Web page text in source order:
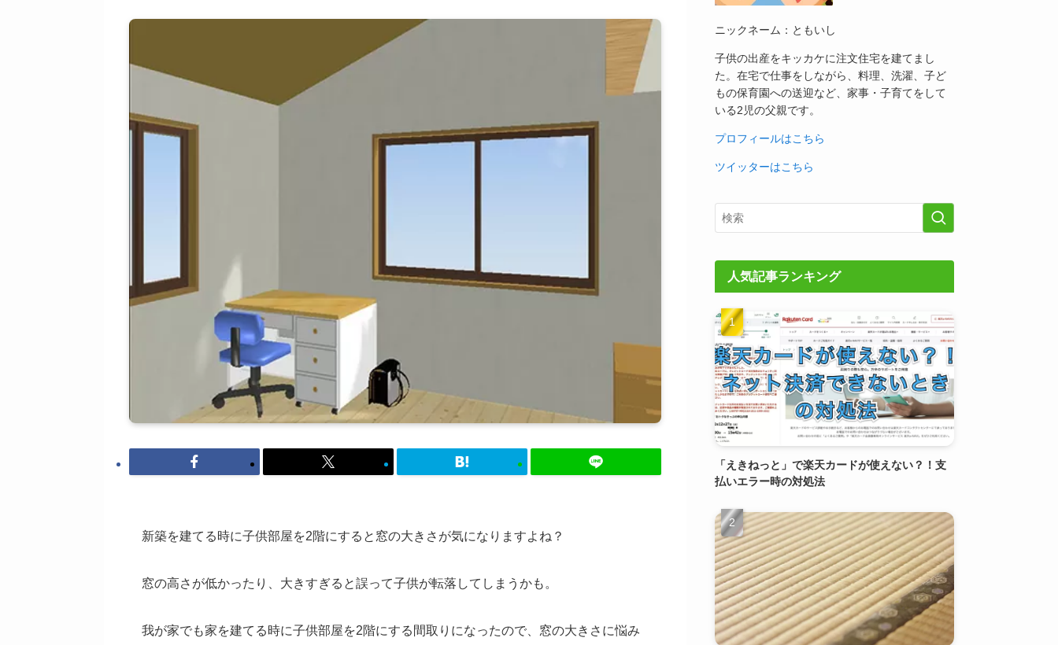
新築を建てる時に子供部屋を2階にすると窓の大きさが気になりますよね？
窓の高さが低かったり、大きすぎると誤って子供が転落してしまうかも。
我が家でも家を建てる時に子供部屋を2階にする間取りになったので、窓の大きさに悩み
ニックネーム：ともいし
子供の出産をキッカケに注文住宅を建てまし
た。在宅で仕事をしながら、料理、洗濯、子ど
もの保育園への送迎など、家事・子育てをして
いる2児の父親です。
プロフィールはこちら
ツイッターはこちら
人気記事ランキング
「えきねっと」で楽天カードが使えない？！支
払いエラー時の対処法